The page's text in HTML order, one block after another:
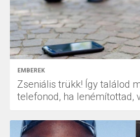
EMBEREK
Zseniális trükk! Így találod
telefonod, ha lenémítottad,